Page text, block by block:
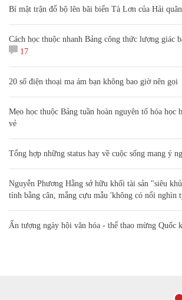
Bí mật trận đổ bộ lên bãi biển Tà Lơn của Hải
Cách học thuộc nhanh Bảng công thức lượng giác
17
20 số điện thoại ma ám bạn không bao giờ nên gọi
Mẹo học thuộc Bảng tuần hoàn nguyên tố hóa học
vẻ
Tổng hợp những status hay về cuộc sống mang ý
Nguyễn Phương Hằng sở hữu khối tài sản "siêu
tính bằng cân, mắng cựu mẫu 'không có nổi nghìn
Ấn tượng ngày hội văn hóa - thể thao mừng Quốc